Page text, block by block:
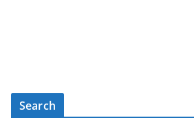
Search